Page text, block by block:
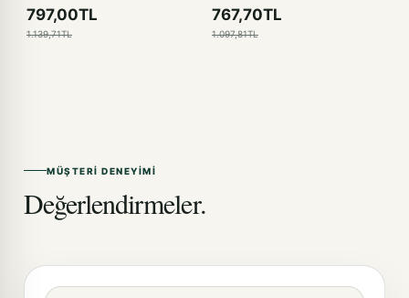
797,00TL
1.139,71TL
767,70TL
1.097,81TL
MÜŞTERI DENEYIMI
Değerlendirmeler.